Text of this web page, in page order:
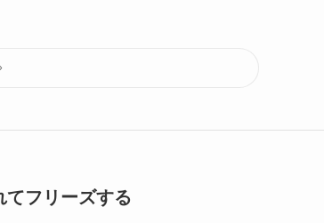
てフリーズする